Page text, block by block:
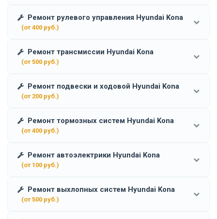
Ремонт рулевого управления Hyundai Kona
(от 400 руб.)
Ремонт трансмиссии Hyundai Kona
(от 500 руб.)
Ремонт подвески и ходовой Hyundai Kona
(от 200 руб.)
Ремонт тормозных систем Hyundai Kona
(от 400 руб.)
Ремонт автоэлектрики Hyundai Kona
(от 100 руб.)
Ремонт выхлопных систем Hyundai Kona
(от 500 руб.)